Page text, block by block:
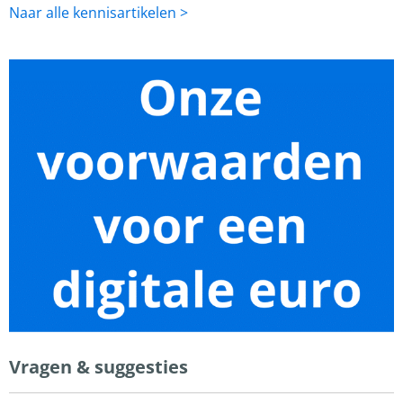
Naar alle kennisartikelen >
Vragen & suggesties